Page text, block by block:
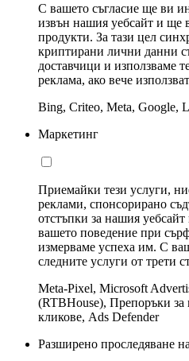
С вашето съгласие ще ви
извън нашия уебсайт и ще
продукти. За тази цел
криптирани лични данни
доставчици и използваме
реклама, ако вече
Bing, Criteo, Meta, Google,
Маркетинг
Приемайки тези услуги,
реклами, спонсорирано
отстъпки за нашия
вашето поведение при
измерваме успеха им. С
следните услуги от трети
Meta-Pixel, Microsoft
(RTBHouse), Препоръки за
кликове, Ads Defender
Разширено проследяване